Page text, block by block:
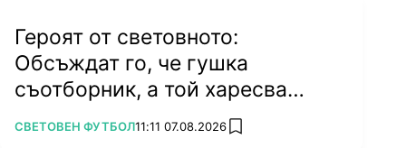
Героят от световното:
Обсъждат го, че гушка
съотборник, а той харесва
бившата на колега
ПОВЕЧЕ ОТ
СВЕТОВЕН ФУТБОЛ11:11 07.08.2026 add favorites